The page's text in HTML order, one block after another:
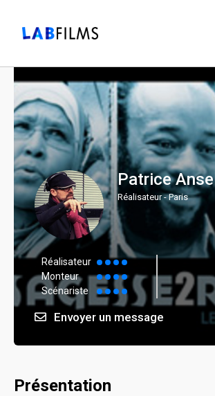
Patrice
Réalisateur - Paris
Réalisateur
Monteur
Scénariste
Envoyer un message
Présentation